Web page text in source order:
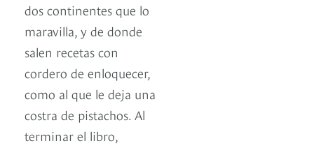
dos continentes que lo
maravilla, y de donde
salen recetas con
cordero de enloquecer,
como al que le deja una
costra de pistachos. Al
terminar el libro,